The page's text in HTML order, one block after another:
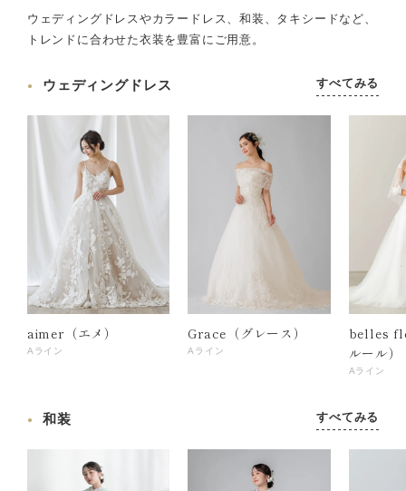
ウェディングドレスやカラードレス、和装、タキシードなど、
トレンドに合わせた衣装を豊富にご用意。
ウェディングドレス すべてみる
aimer（エメ）
Aライン
Grace（グレース）
Aライン
belles
ルール）
Aライン
和装 すべてみる